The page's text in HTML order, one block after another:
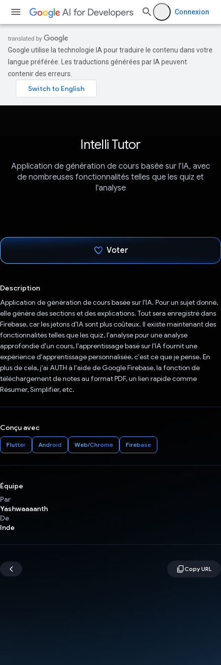
Connexion
Google utilise la technologie IA pour traduire le contenu dans votre
langue préférée. Les traductions générées par IA peuvent
contenir des erreurs.
Intelli Tutor
Application de génération de cours basée sur l'IA, avec
de nombreuses fonctionnalités telles que les quiz et
l'analyse
Voter
Description
Application de génération de cours basée sur l'IA. Pour un sujet donné,
elle génère des sections et des explications. Tout sera enregistré dans
Firebase, car les jetons d'IA sont plus coûteux. Il existe maintenant des
fonctionnalités telles que les quiz, l'analyse pour une analyse
approfondie d'un cours, l'apprentissage basé sur l'IA fournit une
expérience d'apprentissage personnalisée, c'est ce que je pense. En
plus de cela, j'ai AUTH à l'aide de Google Firebase, la fonction de
téléchargement de notes au format PDF, un lien rapide comme
Résumer, Simplifier, etc.
Conçu avec
Flutter Android Web/Chrome Firebase
Équipe
Par
Yashwaaaanth
De
Inde